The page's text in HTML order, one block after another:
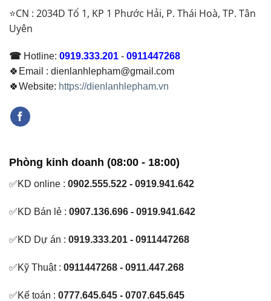
⭐CN : 2034D Tổ 1, KP 1 Phước Hải, P. Thái Hoà, TP. Tân
Uyên
☎ Hotline: 0919.333.201 - 0911447268
🍀Email : dienlanhlepham@gmail.com
🍀Website: https://dienlanhlepham.vn
Phòng kinh doanh (08:00 - 18:00)
✅KD online : 0902.555.522 - 0919.941.642
✅KD Bán lẻ : 0907.136.696 - 0919.941.642
✅KD Dự án : 0919.333.201 - 0911447268
✅Kỹ Thuật : 0911447268 - 0911.447.268
✅Kế toán : 0777.645.645 - 0707.645.645